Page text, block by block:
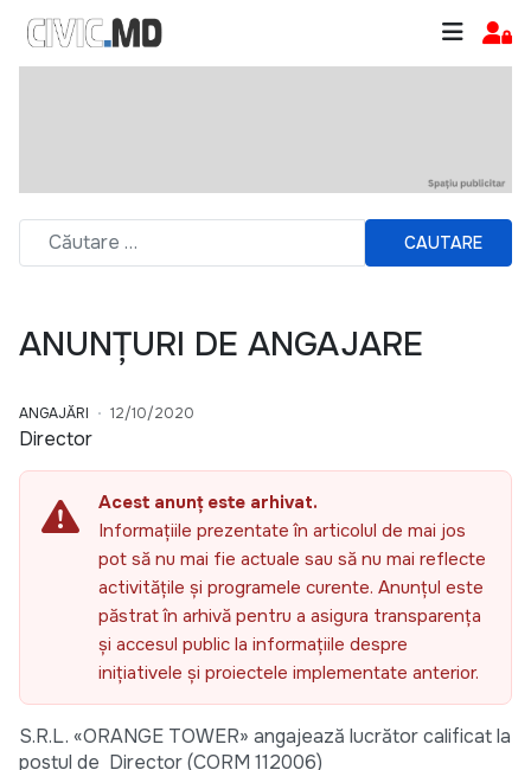
CAUTARE
ANUNȚURI DE ANGAJARE
ANGAJĂRI 12/10/2020
Director
Acest anunț este arhivat.
Informațiile prezentate în articolul de mai jos
pot să nu mai fie actuale sau să nu mai reflecte
activitățile și programele curente. Anunțul este
păstrat în arhivă pentru a asigura transparența
și accesul public la informațiile despre
inițiativele și proiectele implementate anterior.
S.R.L. «ORANGE TOWER» angajează lucrător calificat la
postul de Director (CORM 112006)